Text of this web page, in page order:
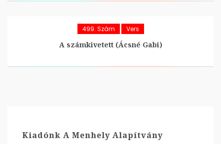
499. Szám Vers
A számkivetett (Ácsné Gabi)
Kiadónk A Menhely Alapítvány